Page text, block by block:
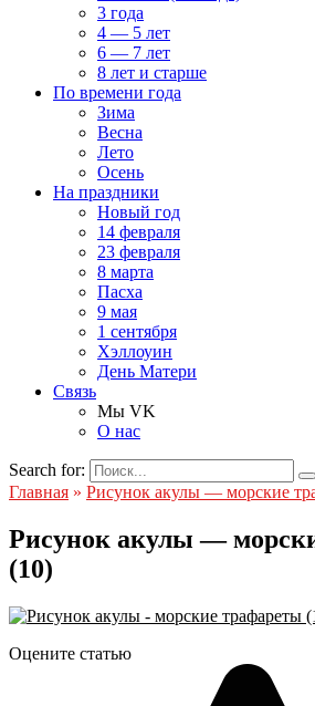
3 года
4 — 5 лет
6 — 7 лет
8 лет и старше
По времени года
Зима
Весна
Лето
Осень
На праздники
Новый год
14 февраля
23 февраля
8 марта
Пасха
9 мая
1 сентября
Хэллоуин
День Матери
Связь
Мы VK
О нас
Search for:
Главная » Рисунок акулы — морские
Рисунок акулы —
(10)
Оцените статью